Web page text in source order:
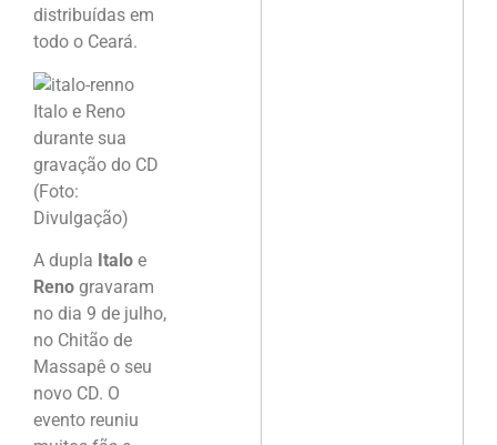
distribuídas em
todo o Ceará.
Italo e Reno
durante sua
gravação do CD
(Foto:
Divulgação)
A dupla Italo e
Reno gravaram
no dia 9 de julho,
no Chitão de
Massapê o seu
novo CD. O
evento reuniu